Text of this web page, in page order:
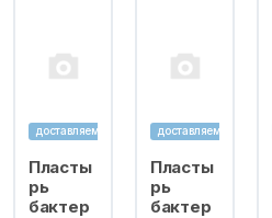
доставляем
Пласты
рь
бактер
доставляем
Пласты
рь
бактер